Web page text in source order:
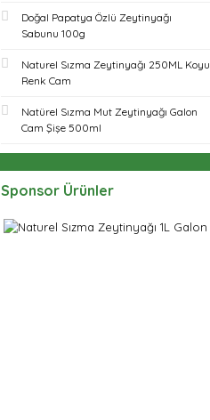
Doğal Papatya Özlü Zeytinyağı
Sabunu 100g
Naturel Sızma Zeytinyağı 250ML Koyu
Renk Cam
Natürel Sızma Mut Zeytinyağı Galon
Cam Şişe 500ml
Sponsor Ürünler